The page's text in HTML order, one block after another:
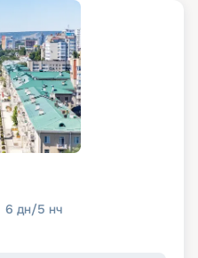
6 дн/5 нч